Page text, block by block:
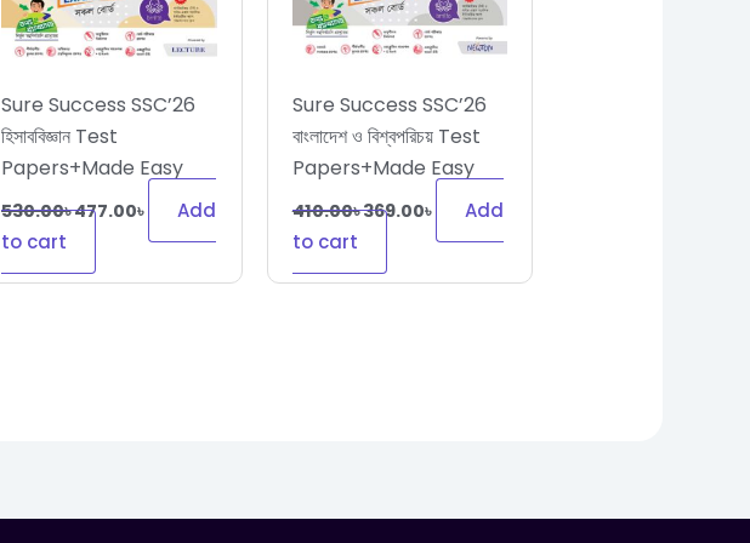
Sure Success SSC’26
হিসাববিজ্ঞান Test
Papers+Made Easy
530.00৳477.00৳
Add
to cart
Sure Success SSC’26
বাংলাদেশ ও বিশ্বপরিচয় Test
Papers+Made Easy
410.00৳369.00৳
Add
to cart